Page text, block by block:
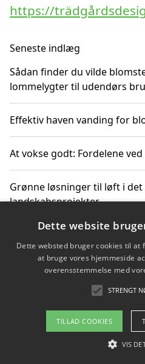
https://
Seneste indlæg
Sådan finder du vilde
lommelygter til udendørs
Effektiv haven vanding for
At vokse godt: Fordelene
Grønne løsninger til løft i
landskabsprojekter
Gør haven til et frirum for
Copyright 2026
Om / kontakt
Dette website
Dette websted bruger cookies til at
at bruge vores hjemmeside
overensstemmelse med
STRENGT
TILLAD COOKIES
VIS